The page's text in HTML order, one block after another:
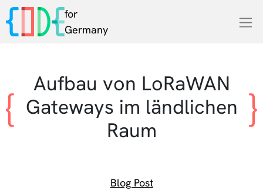
for
Germany
Aufbau von LoRaWAN
Gateways im ländlichen
Raum
Blog Post